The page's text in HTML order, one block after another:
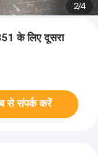
2/4
के लिए दूसरा
से संपर्क करें